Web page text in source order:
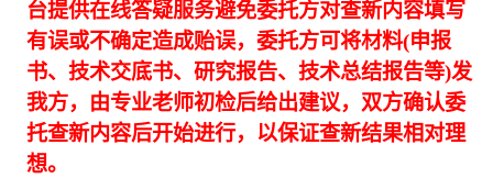
台提供在线答疑服务避免委托方对查新内容填写
有误或不确定造成贻误，委托方可将材料(申报
书、技术交底书、研究报告、技术总结报告等)发
我方，由专业老师初检后给出建议，双方确认委
托查新内容后开始进行，以保证查新结果相对理
想。